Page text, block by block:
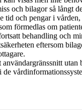
och bilagor så långt
tid och pengar i
förmedlas om
behandling och
eftersom